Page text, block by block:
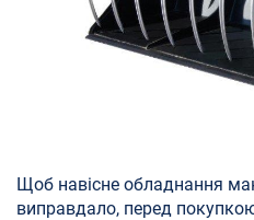
Щоб навісне обладнання
виправдало, перед